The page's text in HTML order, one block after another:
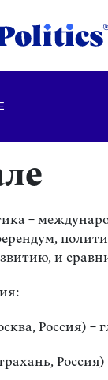
–
и
Россия) –
Россия)